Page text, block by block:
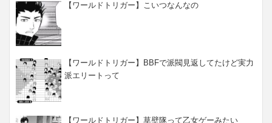
【ワールドトリガー】こいつなんなの
【ワールドトリガー】BBFで派閥見返してたけど実力
派エリートって
【ワールドトリガー】草壁隊って乙女ゲーみたい